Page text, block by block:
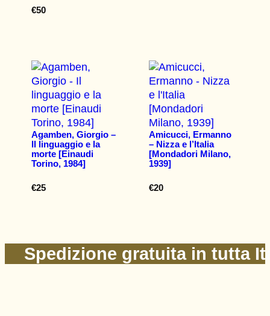
€50
Agamben, Giorgio –
Il linguaggio e la
morte [Einaudi
Torino, 1984]
€25
Amicucci, Ermanno
– Nizza e l’Italia
[Mondadori Milano,
1939]
€20
Spedizione gratuita in tutta